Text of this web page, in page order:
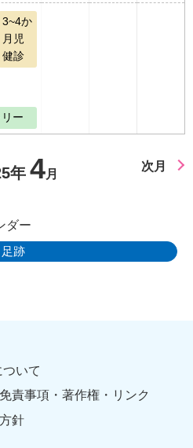
3~4か
月児
健診
ー
年 4月
次月
ダー
足跡
いて
責事項・著作権・リンク
針